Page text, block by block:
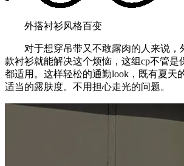
外搭衬衫风格百变
对于想穿吊带又不敢露肉的人来说，
款衬衫就能解决这个烦恼，这组cp不管是
都适用。这样轻松的通勤look，既有夏天
适当的露肤度。不用担心走光的问题。